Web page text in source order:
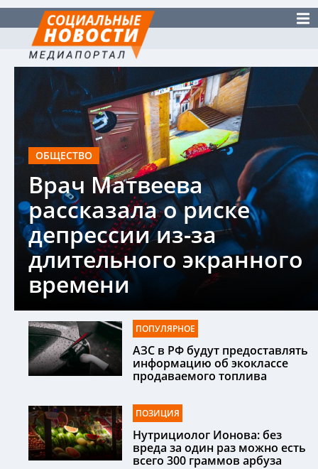
ОБЩЕСТВО
Врач Матвеева
рассказала о риске
депрессии из-за
длительного экранного
времени
ПОПУЛЯРНОЕ
АЗС в РФ будут предоставлять
информацию об экоклассе
продаваемого топлива
ПОЗИЦИЯ
Нутрициолог Ионова: без
вреда за один раз можно есть
всего 300 граммов арбуза